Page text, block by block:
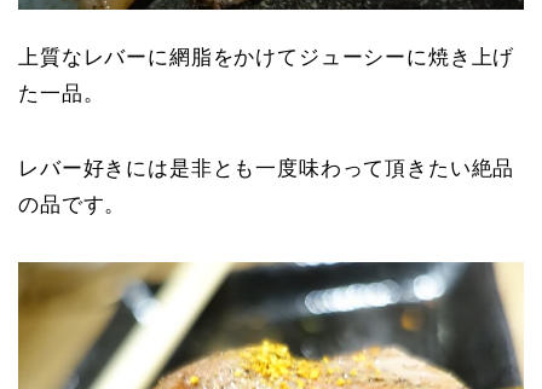
上質なレバーに網脂をかけてジューシーに焼き上げ
た一品。
レバー好きには是非とも一度味わって頂きたい絶品
の品です。